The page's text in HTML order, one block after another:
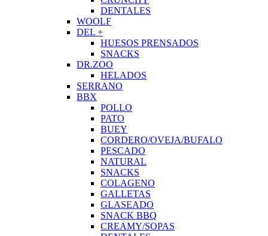
DENTALES
WOOLF
DEL +
HUESOS PRENSADOS
SNACKS
DR.ZOO
HELADOS
SERRANO
BBX
POLLO
PATO
BUEY
CORDERO/OVEJA/BUFALO
PESCADO
NATURAL
SNACKS
COLAGENO
GALLETAS
GLASEADO
SNACK BBQ
CREAMY/SOPAS